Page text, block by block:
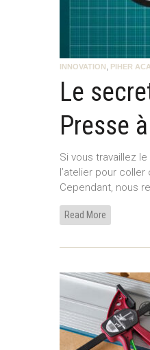
INNOVATION PIHER
Le
Presse
Si vous travaillez
l’atelier pour
Cependant, nous
Read More